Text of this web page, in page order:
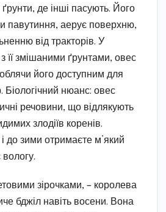
ґрунти, де інші пасують. Його
павутиння, аерує поверхню,
від тракторів. У
з її змішаними ґрунтами, овес
його доступним для
Біологічний нюанс: овес
речовини, що відлякують
злодіїв коренів.
і до зими отримаєте м’який
зірочками, – королева
бджіл навіть восени. Вона